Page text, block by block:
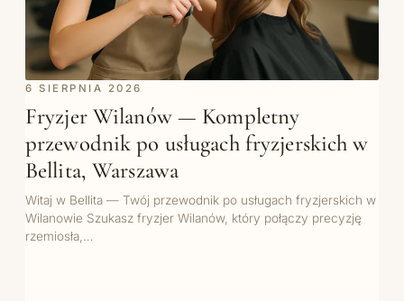
6 SIERPNIA 2026
Fryzjer Wilanów — Kompletny
przewodnik po usługach fryzjerskich w
Bellita, Warszawa
Witaj w Bellita — Twój przewodnik po usługach fryzjerskich w
Wilanowie Szukasz fryzjer Wilanów, który połączy precyzję
rzemiosła,…